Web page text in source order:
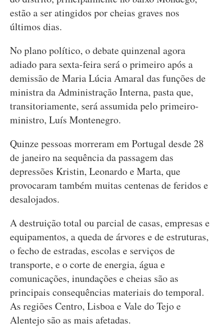
estão a ser atingidos por cheias graves nos
últimos dias.
No plano político, o debate quinzenal agora
adiado para sexta-feira será o primeiro após a
demissão de Maria Lúcia Amaral das funções de
ministra da Administração Interna, pasta que,
transitoriamente, será assumida pelo primeiro-
ministro, Luís Montenegro.
Quinze pessoas morreram em Portugal desde 28
de janeiro na sequência da passagem das
depressões Kristin, Leonardo e Marta, que
provocaram também muitas centenas de feridos e
desalojados.
A destruição total ou parcial de casas, empresas e
equipamentos, a queda de árvores e de estruturas,
o fecho de estradas, escolas e serviços de
transporte, e o corte de energia, água e
comunicações, inundações e cheias são as
principais consequências materiais do temporal.
As regiões Centro, Lisboa e Vale do Tejo e
Alentejo são as mais afetadas.